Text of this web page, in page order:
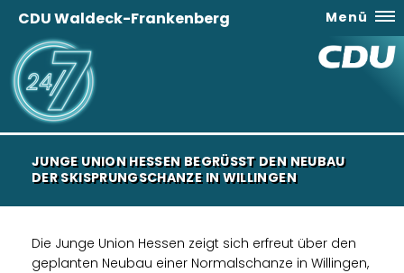
CDU Waldeck-Frankenberg Menü
JUNGE UNION HESSEN BEGRÜSST DEN NEUBAU D
ER SKISPRUNGSCHANZE IN WILLINGEN
Die Junge Union Hessen zeigt sich erfreut über den
geplanten Neubau einer Normalschanze in Willingen,